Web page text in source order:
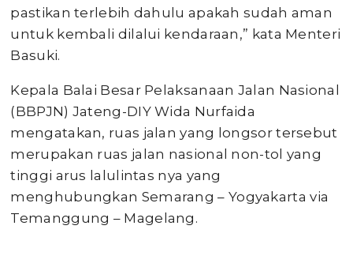
pastikan terlebih dahulu apakah sudah aman
untuk kembali dilalui kendaraan,” kata Menteri
Basuki.
Kepala Balai Besar Pelaksanaan Jalan Nasional
(BBPJN) Jateng-DIY Wida Nurfaida
mengatakan, ruas jalan yang longsor tersebut
merupakan ruas jalan nasional non-tol yang
tinggi arus lalulintas nya yang
menghubungkan Semarang – Yogyakarta via
Temanggung – Magelang.